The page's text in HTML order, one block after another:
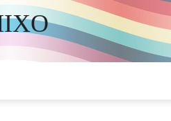
ART OF PUBLISHING